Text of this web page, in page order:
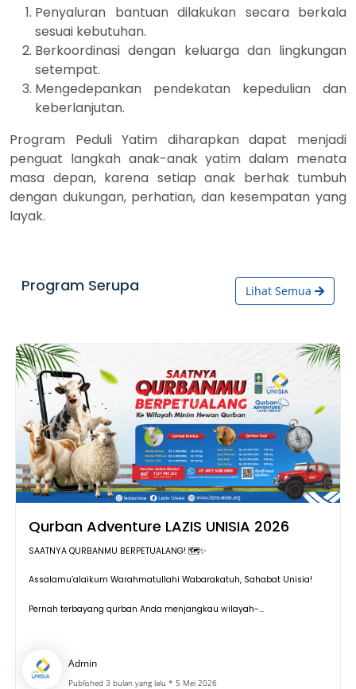
Penyaluran bantuan dilakukan secara berkala
sesuai kebutuhan.
Berkoordinasi dengan keluarga dan lingkungan
setempat.
Mengedepankan pendekatan kepedulian dan
keberlanjutan.
Program Peduli Yatim diharapkan dapat menjadi
penguat langkah anak-anak yatim dalam menata
masa depan, karena setiap anak berhak tumbuh
dengan dukungan, perhatian, dan kesempatan yang
layak.
Program Serupa Lihat Semua
Qurban Adventure LAZIS UNISIA 2026
SAATNYA QURBANMU BERPETUALANG! 🗺️✨
Assalamu’alaikum Warahmatullahi Wabarakatuh, Sahabat Unisia!
Pernah terbayang qurban Anda menjangkau wilayah-...
Admin
Published 3 bulan yang lalu * 5 Mei 2026